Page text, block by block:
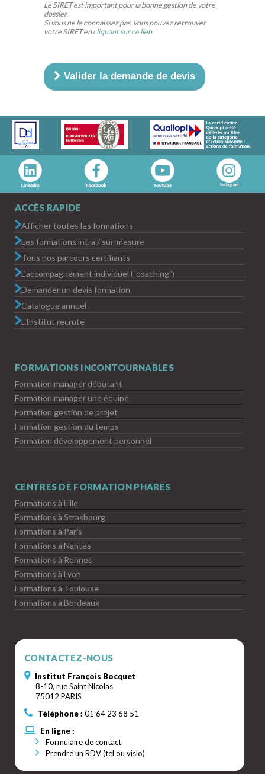
Le SIRET est important pour la bonne gestion de votre
dossier.
Si vous ne le connaissez pas, vous pouvez retrouver
votre SIRET encliquant sur ce lien
Valider la demande de devis
ACCÈS RAPIDE
Afficher toutes les formations
Les formations intra / sur-mesure
Tous nos parcours certifiants
L’accompagnement individuel (“coaching”)
Demander un devis formation
Catalogue annuel
L’Institut recrute
FORMATIONS INCONTOURNABLES
Formation manager débutant
Formation manager une équipe
Formation gestion de projet
Formation gestion du temps
Formation développement personnel
CENTRES DE FORMATION PHARES
Formations à Lille
Formations à Strasbourg
Formations à Paris
Formations à Nantes
Formations à Rennes
Formations à Lyon
Formations à Toulouse
Formations à Bordeaux
CONTACTEZ-NOUS
Institut François Bocquet
8-10, rue Saint Nicolas
75012 PARIS
Téléphone : 01 64 23 68 51
En ligne :
Formulaire de contact
Prendre un RDV (tel ou visio)